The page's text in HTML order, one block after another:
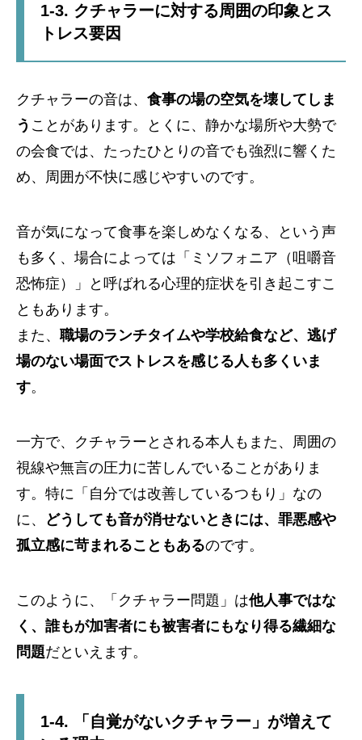
1-3. クチャラーに対する周囲の印象とス
トレス要因
クチャラーの音は、 食事の場の空気を壊してしま
う ことがあります。とくに、静かな場所や大勢で
の会食では、たったひとりの音でも強烈に響くた
め、周囲が不快に感じやすいのです。
音が気になって食事を楽しめなくなる、という声
も多く、場合によっては「ミソフォニア（咀嚼音
恐怖症）」と呼ばれる心理的症状を引き起こすこ
ともあります。
また、 職場のランチタイムや学校給食など、逃げ
場のない場面でストレスを感じる人も多くいま
す。
一方で、クチャラーとされる本人もまた、周囲の
視線や無言の圧力に苦しんでいることがありま
す。特に「自分では改善しているつもり」なの
に、 どうしても音が消せないときには、罪悪感や
孤立感に苛まれることもあるのです。
このように、「クチャラー問題」は他人事ではな
く、誰もが加害者にも被害者にもなり得る繊細な
問題だといえます。
1-4. 「自覚がないクチャラー」が増えて